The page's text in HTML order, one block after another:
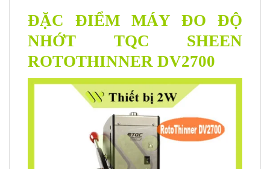
ĐẶC ĐIỂM MÁY ĐO ĐỘ
NHỚT TQC SHEEN
ROTOTHINNER DV2700